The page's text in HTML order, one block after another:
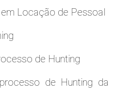
Locação de Pessoal
de Hunting
de Hunting da